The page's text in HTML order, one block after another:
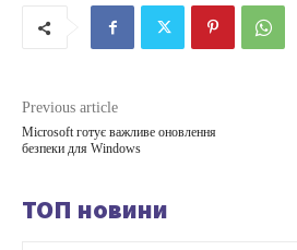
Previous article
Microsoft готує важливе оновлення
безпеки для Windows
ТОП новини